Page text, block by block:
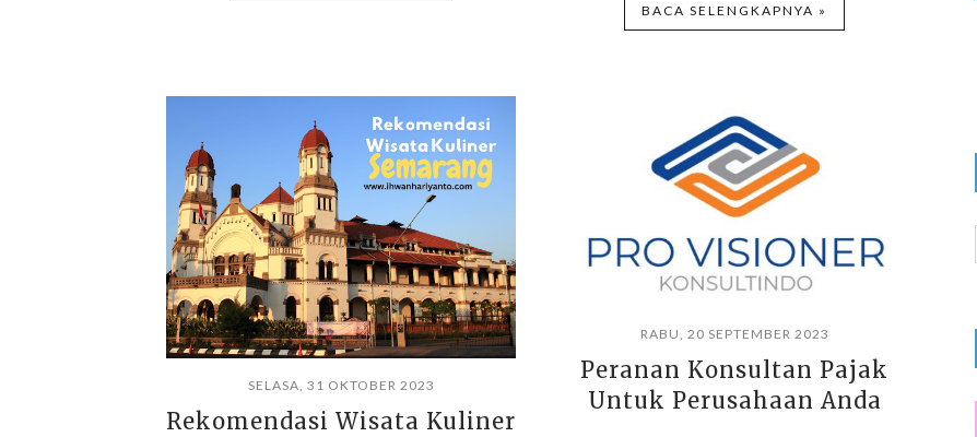
BACA SELENGKAPNYA »
SELASA, 31 OKTOBER 2023
Rekomendasi Wisata Kuliner
RABU, 20 SEPTEMBER 2023
Peranan Konsultan Pajak
Untuk Perusahaan Anda